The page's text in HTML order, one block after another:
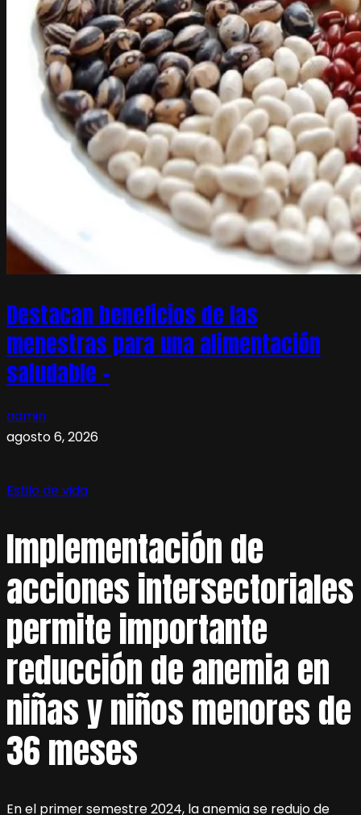
Destacan beneficios de las
menestras para una alimentación
saludable –
admin
agosto 6, 2026
Estilo de vida
Implementación de
acciones intersectoriales
permite importante
reducción de anemia en
niñas y niños menores de
36 meses
En el primer semestre 2024, la anemia se redujo de